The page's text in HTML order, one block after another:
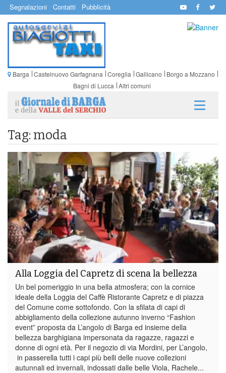
Segnalazioni Contatti Pubblicità
Barga Castelnuovo Garfagnana Coreglia Gallicano
Borgo a Mozzano
Bagni di Lucca Altri comuni
Tag: moda
Alla Loggia del Capretz di scena la bellezza
Un bel pomeriggio in una bella atmosfera; con la cornice
ideale della Loggia del Caffè Ristorante Capretz e di piazza
del Comune come sottofondo. Con la sfilata di capi di
abbigliamento della collezione autunno inverno “Fashion
event” proposta da L’angolo di Barga ed insieme della
bellezza barghigiana impersonata da ragazze, ragazzi e
donne di ogni età. Per il negozio di via Mordini, per L’angolo,
in passerella tutti i capi più belli delle nuove collezioni
autunnali ed invernali, indossati dalle belle Viola, Rachele...